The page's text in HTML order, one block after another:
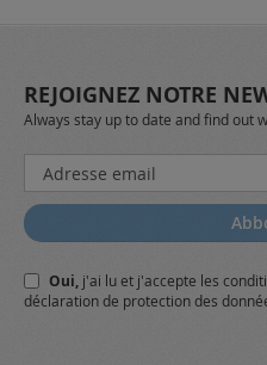
REJOIGNEZ NOTRE
Always stay up to date and find out
Inscription
à
notre
lettre
:
Oui, j'ai lu et j'accepte les
déclaration de protection des